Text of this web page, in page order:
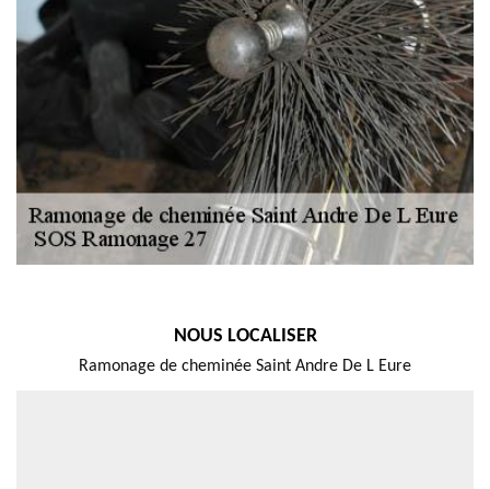
NOUS LOCALISER
Ramonage de cheminée Saint Andre De L Eure